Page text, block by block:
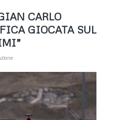
CARLO
GIOCATA SUL